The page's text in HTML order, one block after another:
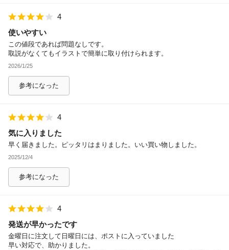
4
使いやすい
この値段であれば問題なしです。
取説がなくてもイラストで簡単に取り付けられます。
2026/1/25
参考になった
4
気に入りました
早く届きました。ピッタリはまりました。いい買い物しました。
2025/12/4
参考になった
4
発送が早かったです
金曜日に注文して日曜日には、ポストに入っていました
早い対応で、助かりました。